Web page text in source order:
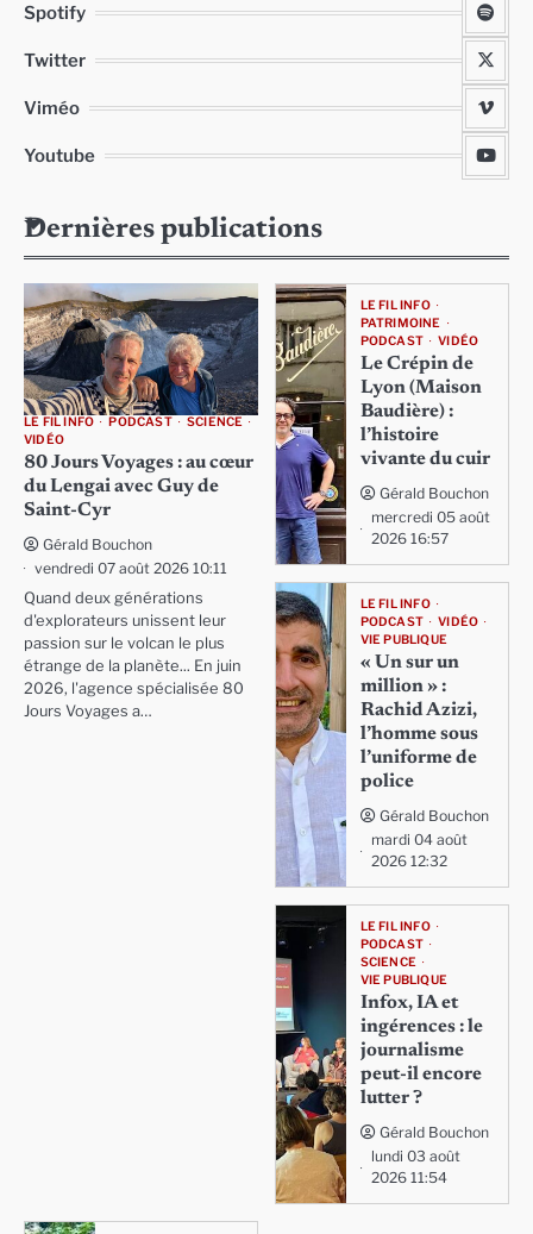
Spotify
Twitter
Viméo
Youtube
Dernières publications
LE FIL INFO PODCAST
SCIENCE
VIDÉO
80 Jours Voyages : au cœur
du Lengai avec Guy de
Saint-Cyr
Gérald Bouchon
vendredi 07 août 2026 10:11
Quand deux générations
d'explorateurs unissent leur
passion sur le volcan le plus
étrange de la planète... En juin
2026, l'agence spécialisée 80
Jours Voyages a…
LE FIL INFO
PATRIMOINE
PODCAST
VIDÉO
Le Crépin de
Lyon (Maison
Baudière) :
l’histoire
vivante du cuir
Gérald Bouchon
mercredi 05 août
2026 16:57
LE FIL INFO
PODCAST
VIDÉO
VIE PUBLIQUE
« Un sur un
million » :
Rachid Azizi,
l’homme sous
l’uniforme de
police
Gérald Bouchon
mardi 04 août
2026 12:32
LE FIL INFO
PODCAST
SCIENCE
VIE PUBLIQUE
Infox, IA et
ingérences : le
journalisme
peut-il encore
lutter ?
Gérald Bouchon
lundi 03 août
2026 11:54